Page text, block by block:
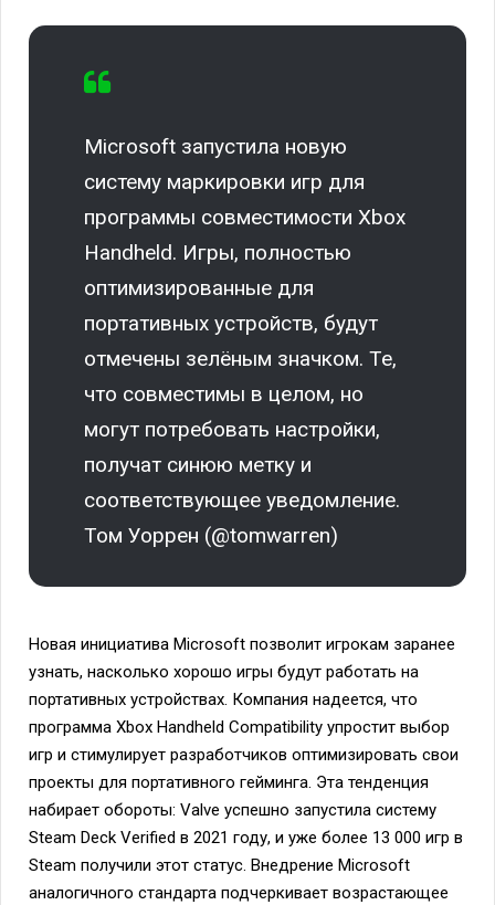
Microsoft запустила новую
систему маркировки игр для
программы совместимости Xbox
Handheld. Игры, полностью
оптимизированные для
портативных устройств, будут
отмечены зелёным значком. Те,
что совместимы в целом, но
могут потребовать настройки,
получат синюю метку и
соответствующее уведомление.
Том Уоррен (@tomwarren)
Новая инициатива Microsoft позволит игрокам заранее
узнать, насколько хорошо игры будут работать на
портативных устройствах. Компания надеется, что
программа Xbox Handheld Compatibility упростит выбор
игр и стимулирует разработчиков оптимизировать свои
проекты для портативного гейминга. Эта тенденция
набирает обороты: Valve успешно запустила систему
Steam Deck Verified в 2021 году, и уже более 13 000 игр в
Steam получили этот статус. Внедрение Microsoft
аналогичного стандарта подчеркивает возрастающее